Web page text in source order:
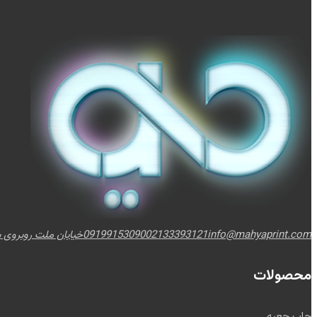
0919915309002133393121info@mahyaprint.com خیابان ملت روبروی
محصولات